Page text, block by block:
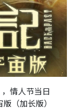
情人节当日
（加长版）